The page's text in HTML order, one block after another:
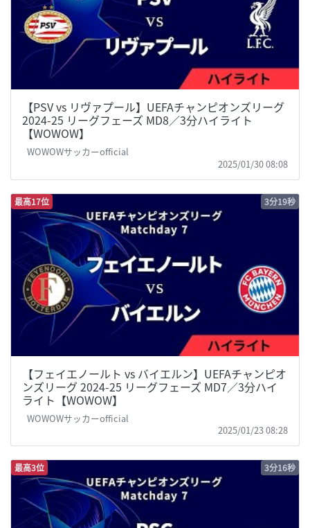
【PSV vs リヴァプール】UEFAチャンピオンズリーグ
2024-25 リーグフェーズ MD8／3分ハイライト
【WOWOW】
WOWOWサッカーofficial
2025/01/30 08:08
最高17位 3分19秒
【フェイエノールト vs バイエルン】UEFAチャンピオ
ンズリーグ 2024-25 リーグフェーズ MD7／3分ハイ
ライト【WOWOW】
WOWOWサッカーofficial
2025/01/23 08:28
最高3位 3分16秒